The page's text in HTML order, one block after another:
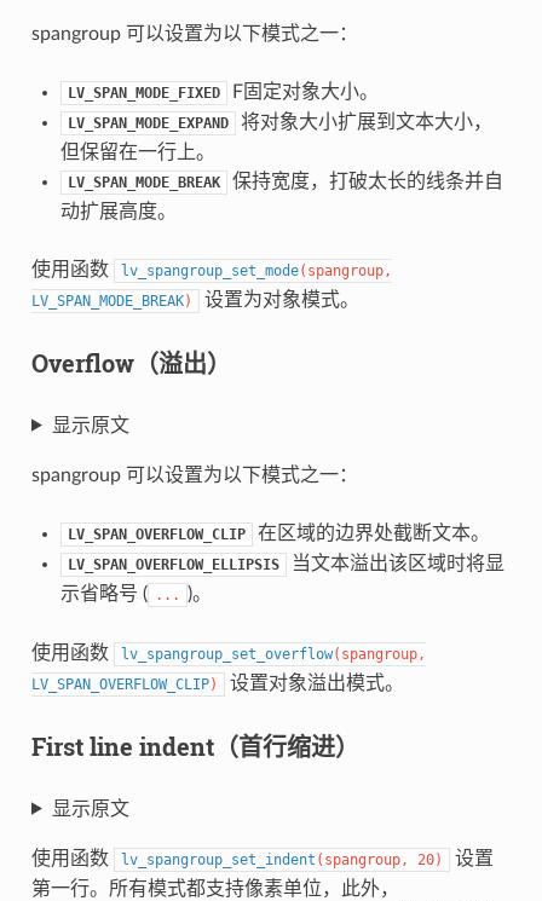
spangroup 可以设置为以下模式之一：
LV_SPAN_MODE_FIXED F固定对象大小。
LV_SPAN_MODE_EXPAND
将对象大小扩展到文本大小，
但保留在一行上。
LV_SPAN_MODE_BREAK
保持宽度，打破太长的线条并自
动扩展高度。
使用函数 lv_spangroup_set_mode( spangroup,
LV_SPAN_MODE_BREAK) 设置为对象模式。
Overflow（溢出）
显示原文
spangroup 可以设置为以下模式之一：
LV_SPAN_OVERFLOW_CLIP 在区域的边界处截断文本。
LV_SPAN_OVERFLOW_ELLIPSIS
当文本溢出该区域时将显
示省略号 ( ... )。
使用函数 lv_spangroup_set_overflow( spangroup,
LV_SPAN_OVERFLOW_CLIP) 设置对象溢出模式。
First line indent（首行缩进）
显示原文
使用函数 lv_spangroup_set_indent ( spangroup, 20)
设置
第一行。所有模式都支持像素单位，此外，